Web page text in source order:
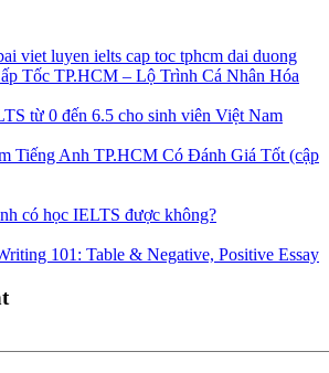
Tốc TP.HCM – Lộ Trình Cá Nhân Hóa
từ 0 đến 6.5 cho sinh viên Việt Nam
Tiếng Anh TP.HCM Có Đánh Giá Tốt (cập
có học IELTS được không?
101: Table & Negative, Positive Essay